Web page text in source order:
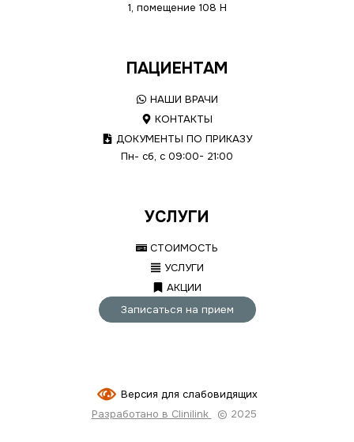
1, помещение 108 Н
ПАЦИЕНТАМ
НАШИ ВРАЧИ
КОНТАКТЫ
ДОКУМЕНТЫ ПО ПРИКАЗУ
Пн- сб, с 09:00- 21:00
УСЛУГИ
СТОИМОСТЬ
УСЛУГИ
АКЦИИ
Записаться на прием
Версия для слабовидящих
Разработано в Clinilink
© 2025